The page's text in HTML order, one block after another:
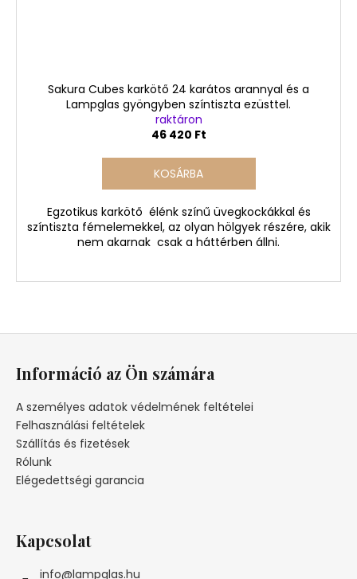
Sakura Cubes karkötő 24 karátos arannyal és a
Lampglas gyöngyben színtiszta ezüsttel.
raktáron
46 420 Ft
KOSÁRBA
Egzotikus karkötő élénk színű üvegkockákkal és
színtiszta fémelemekkel, az olyan hölgyek részére, akik
nem akarnak csak a háttérben állni.
Információ az Ön számára
A személyes adatok védelmének feltételei
Felhasználási feltételek
Szállítás és fizetések
Rólunk
Elégedettségi garancia
Kapcsolat
info@lampglas.hu